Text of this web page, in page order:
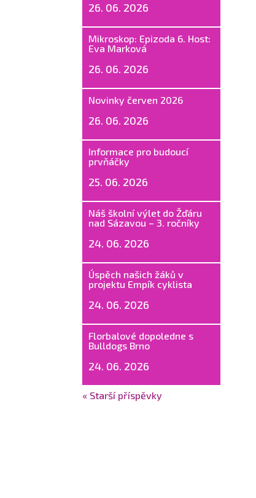
26. 06. 2026
Mikroskop: Epizoda 6. Host:
Eva Marková
26. 06. 2026
Novinky červen 2026
26. 06. 2026
Informace pro budoucí
prvňáčky
25. 06. 2026
Náš školní výlet do Žďáru
nad Sázavou – 3. ročníky
24. 06. 2026
Úspěch našich žáků v
projektu Empík cyklista
24. 06. 2026
Florbalové dopoledne s
Bulldogs Brno
24. 06. 2026
« Starší příspěvky